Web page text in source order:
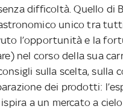
difficoltà. Quello di
unico tra
l’opportunità e la
nel corso della sua
sulla scelta, sulla
dei prodotti:
a un mercato a